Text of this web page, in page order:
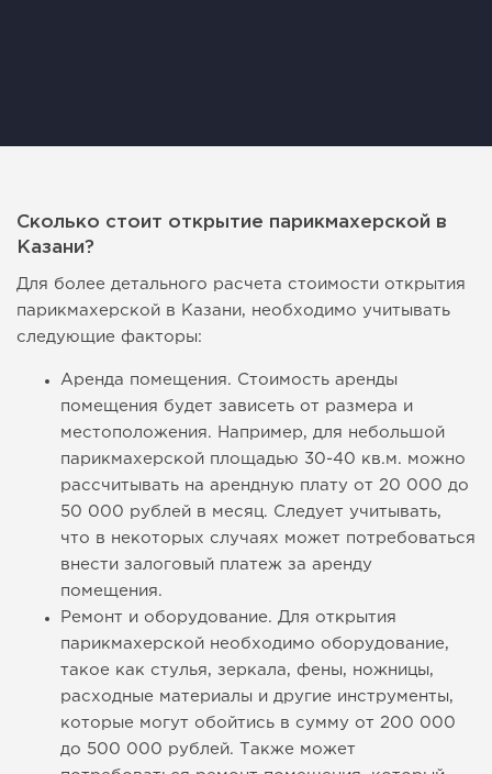
Сколько стоит открытие парикмахерской в
Казани?
Для более детального расчета стоимости открытия
парикмахерской в Казани, необходимо учитывать
следующие факторы:
Аренда помещения. Стоимость аренды
помещения будет зависеть от размера и
местоположения. Например, для небольшой
парикмахерской площадью 30-40 кв.м. можно
рассчитывать на арендную плату от 20 000 до
50 000 рублей в месяц. Следует учитывать,
что в некоторых случаях может потребоваться
внести залоговый платеж за аренду
помещения.
Ремонт и оборудование. Для открытия
парикмахерской необходимо оборудование,
такое как стулья, зеркала, фены, ножницы,
расходные материалы и другие инструменты,
которые могут обойтись в сумму от 200 000
до 500 000 рублей. Также может